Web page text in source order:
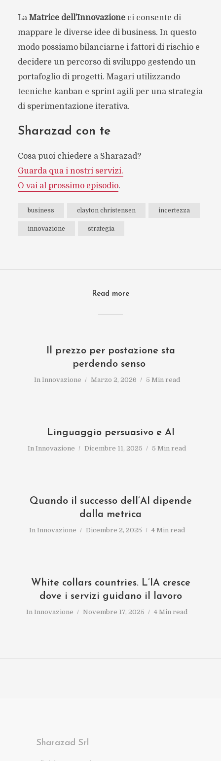
La Matrice dell’Innovazioneci consente di
mappare le diverse idee di business. In questo
modo possiamo bilanciarne i fattori di rischio e
decidere un percorso di sviluppo gestendo un
portafoglio di progetti. Magari utilizzando
tecniche kanban e sprint agili per una strategia
di sperimentazione iterativa.
Sharazad con te
Cosa puoi chiedere a Sharazad?
Guarda qua i nostri servizi.
O vai al prossimo episodio.
business clayton christensen incertezza
innovazione strategia
Read more
Il prezzo per postazione sta
perdendo senso
In Innovazione Marzo 2, 2026 5 Min read
Linguaggio persuasivo e AI
In Innovazione Dicembre 11, 2025 5 Min read
Quando il successo dell’AI dipende
dalla metrica
In Innovazione Dicembre 2, 2025 4 Min read
White collars countries. L’IA cresce
dove i servizi guidano il lavoro
In Innovazione Novembre 17, 2025 4 Min read
Sharazad Srl